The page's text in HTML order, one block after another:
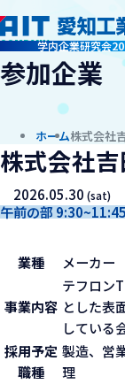
学内企業研究会
company
参加企業
ホーム株式会社
株式会社
2026.05.30(sat)
午前の部
業種 メーカー
事業内容
テフロン
とした表
している
採用予定
職種
製造、営
理